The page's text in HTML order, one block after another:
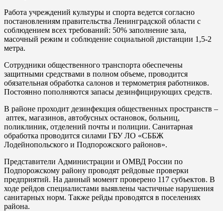
Работа учреждений культуры и спорта ведется согласно
постановлениям правительства Ленинградской области с
соблюдением всех требований: 50% заполнение зала,
масочный режим и соблюдение социальной дистанции 1,5-2
метра.
Сотрудники общественного транспорта обеспечены
защитными средствами в полном объеме, проводится
обязательная обработка салонов и термометрия работников.
Постоянно пополняются запасы дезинфицирующих средств.
В районе проходит дезинфекция общественных пространств –
аптек, магазинов, автобусных остановок, больниц,
поликлиник, отделений почты и полиции. Санитарная
обработка проводится силами ГБУ ЛО «СББЖ
Лодейнопольского и Подпорожского районов».
Представители Администрации и ОМВД России по
Подпорожскому району проводят рейдовые проверки
предприятий. На данный момент проверено 117 субъектов. В
ходе рейдов специалистами выявлены частичные нарушения
санитарных норм. Также рейды проводятся в поселениях
района.